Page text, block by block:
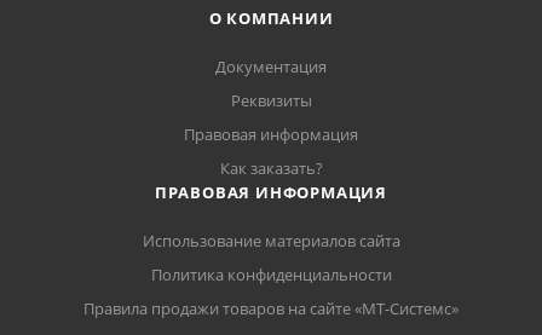
О КОМПАНИИ
Документация
Реквизиты
Правовая информация
Как заказать?
ПРАВОВАЯ ИНФОРМАЦИЯ
Использование материалов сайта
Политика конфиденциальности
Правила продажи товаров на сайте «МТ-Системс»